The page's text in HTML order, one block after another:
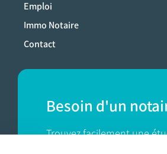
Emploi
Immo Notaire
Contact
Besoin d'un
Trouvez facilement une